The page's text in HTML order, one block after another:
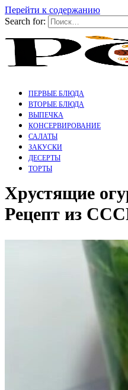
Перейти к содержанию
Search for:
ПЕРВЫЕ БЛЮДА
ВТОРЫЕ БЛЮДА
ВЫПЕЧКА
КОНСЕРВИРОВАНИЕ
САЛАТЫ
ЗАКУСКИ
ДЕСЕРТЫ
ТОРТЫ
Хрустящие
Рецепт из